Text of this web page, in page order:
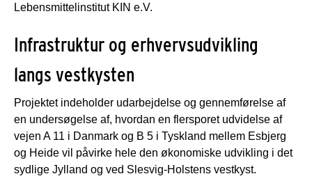
Lebensmittelinstitut KIN e.V.
Infrastruktur og erhvervsudvikling
langs vestkysten
Projektet indeholder udarbejdelse og gennemførelse af
en undersøgelse af, hvordan en flersporet udvidelse af
vejen A 11 i Danmark og B 5 i Tyskland mellem Esbjerg
og Heide vil påvirke hele den økonomiske udvikling i det
sydlige Jylland og ved Slesvig-Holstens vestkyst.